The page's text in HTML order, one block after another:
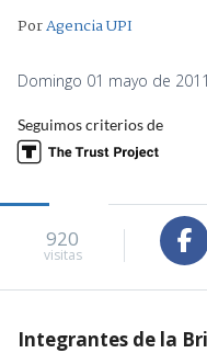
PorAgencia UPI
Domingo 01 mayo de
Seguimos criterios de
920
visitas
Integrantes de la